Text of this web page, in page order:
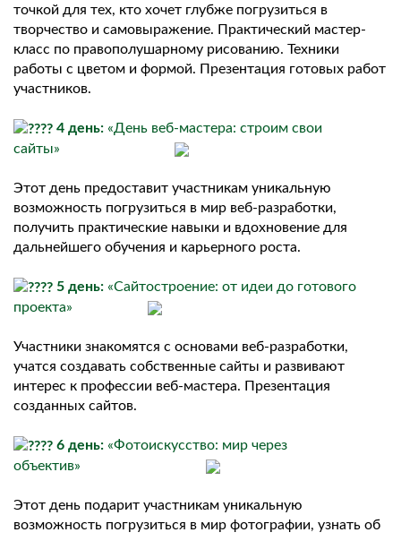
точкой для тех, кто хочет глубже погрузиться в
творчество и самовыражение. Практический мастер-
класс по правополушарному рисованию. Техники
работы с цветом и формой. Презентация готовых работ
участников.
4 день: «День веб-мастера: строим свои
сайты»
Этот день предоставит участникам уникальную
возможность погрузиться в мир веб-разработки,
получить практические навыки и вдохновение для
дальнейшего обучения и карьерного роста.
5 день: «Сайтостроение: от идеи до готового
проекта»
Участники знакомятся с основами веб-разработки,
учатся создавать собственные сайты и развивают
интерес к профессии веб-мастера. Презентация
созданных сайтов.
6 день: «Фотоискусство: мир через
объектив»
Этот день подарит участникам уникальную
возможность погрузиться в мир фотографии, узнать об